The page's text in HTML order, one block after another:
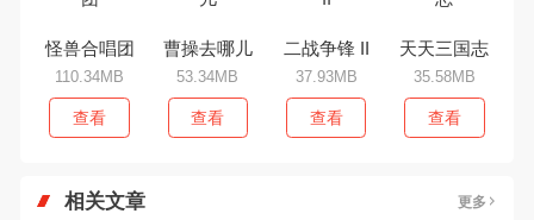
怪兽合唱团
110.34MB
查看
曹操去哪儿
53.34MB
查看
二战争锋 II
37.93MB
查看
天天三国志
35.58MB
查看
相关文章 更多